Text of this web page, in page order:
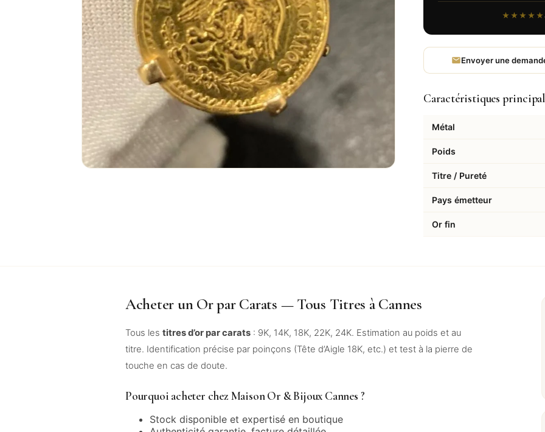
★★★★★
Envoyer une
Caractéristiques
Métal
Poids
Titre / Pureté
Pays émetteur
Or fin
Acheter un Or par Carats — Tous Titres à Cannes
Tous les titres d’or par carats: 9K, 14K, 18K, 22K, 24K. Estimation au poids et au
titre. Identification précise par poinçons (Tête d’Aigle 18K, etc.) et test à la pierre de
touche en cas de doute.
Pourquoi acheter chez Maison Or & Bijoux Cannes ?
Stock disponible et expertisé en boutique